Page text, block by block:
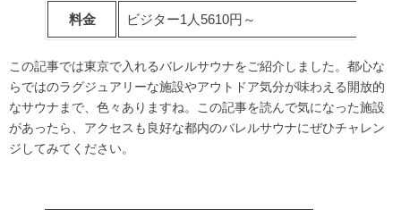
料金 ビジター1人5610円～
この記事では東京で入れるバレルサウナをご紹介しました。都心な
らではのラグジュアリーな施設やアウトドア気分が味わえる開放的
なサウナまで、色々ありますね。この記事を読んで気になった施設
があったら、アクセスも良好な都内のバレルサウナにぜひチャレン
ジしてみてください。